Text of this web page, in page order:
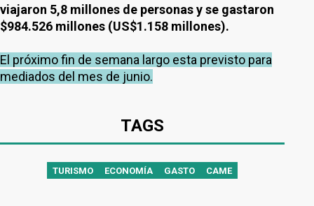
viajaron 5,8 millones de personas y se gastaron
$984.526 millones (US$1.158 millones).
El próximo fin de semana largo esta previsto para
mediados del mes de junio.
TAGS
TURISMO ECONOMÍA GASTO CAME